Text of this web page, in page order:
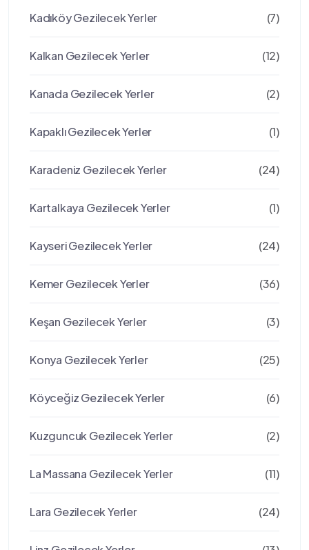
Kadıköy Gezilecek Yerler (7)
Kalkan Gezilecek Yerler (12)
Kanada Gezilecek Yerler (2)
Kapaklı Gezilecek Yerler (1)
Karadeniz Gezilecek Yerler (24)
Kartalkaya Gezilecek Yerler (1)
Kayseri Gezilecek Yerler (24)
Kemer Gezilecek Yerler (36)
Keşan Gezilecek Yerler (3)
Konya Gezilecek Yerler (25)
Köyceğiz Gezilecek Yerler (6)
Kuzguncuk Gezilecek Yerler (2)
La Massana Gezilecek Yerler (11)
Lara Gezilecek Yerler (24)